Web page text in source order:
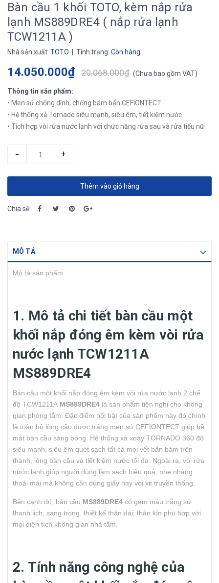
Bàn cầu 1 khối TOTO, kèm nắp rửa
lạnh MS889DRE4 ( nắp rửa lạnh
TCW1211A )
Nhà sản xuất: TOTO | Tình trạng: Còn hàng
14.050.000₫ 20.068.000₫ (Chưa bao gồm VAT)
Thông tin sản phẩm:
• Men sứ chống dính, chống bám bẩn CEFIONTECT
• Hệ thống xả Tornado siêu mạnh, siêu êm, tiết kiệm nước
• Tích hợp vòi rửa nước lạnh với chức năng rửa sau và rửa tiểu nữ
- +
Thêm vào giỏ hàng
Chia sẻ:
MÔ TẢ
Mô tả sản phẩm
1. Mô tả chi tiết bàn cầu một
khối nắp đóng êm kèm vòi rửa
nước lạnh TCW1211A
MS889DRE4
Bàn cầu một khối nắp đóng êm kèm vòi rửa nước lạnh 2 chế
độ TCW1211A MS889DRE4 là sản phẩm tiện nghi cho không
gian phòng tắm. Đặc điểm nổi bật của sản phẩm này đó chính
là toàn bộ lòng cầu được tráng men sứ CEFIONTECT giúp bề
mặt bàn cầu sáng bóng. Hệ thống xả xoáy TORNADO 360 độ
siêu mạnh, siêu êm quét sạch tất cả mọi vết bẩn bám trên
thành, lòng bàn cầu và tiết kiệm nước tối đa. Ngoài ra, vòi rửa
nước lạnh giúp người dùng làm sạch hiệu quả, nhẹ nhàng
thoải mái mà không cần dùng giấy hay vòi xịt truyền thống.
Bên cạnh đó, bàn cầu MS889DRE4 có gam màu trắng sứ
thanh lịch, sang trọng. thiết kế thân dài, thân kín phù hợp với
mọi diện tích không gian nhà tắm.
2. Tính năng công nghệ của